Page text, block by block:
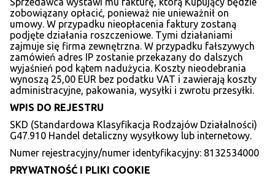
zobowiązany opłacić, ponieważ nie unieważnił on
umowy. W przypadku nieopłacenia faktury zostaną
podjęte działania roszczeniowe. Tymi działaniami
zajmuje się firma zewnętrzna. W przypadku fałszywych
zamówień adres IP zostanie przekazany do dalszych
wyjaśnień pod kątem nadużycia. Koszty nieodebrania
wynoszą 25,00 EUR bez podatku VAT i zawierają koszty
administracyjne, pakowania, wysyłki i zwrotu przesyłki.
WPIS DO REJESTRU
SKD (Standardowa Klasyfikacja Rodzajów Działalności)
G47.910 Handel detaliczny wysyłkowy lub internetowy.
Numer rejestracyjny/numer identyfikacyjny: 8132534000
PRYWATNOŚĆ I PLIKI COOKIE